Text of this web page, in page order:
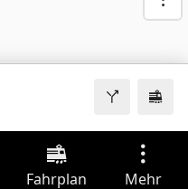
Fahrplan Mehr